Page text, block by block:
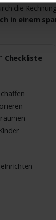
die
in einem
Checkliste